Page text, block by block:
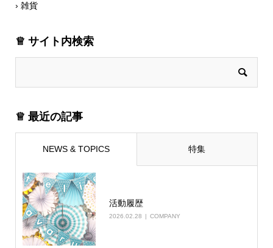
› 雑貨
♕ サイト内検索
♕ 最近の記事
NEWS & TOPICS 特集
活動履歴
2026.02.28 COMPANY